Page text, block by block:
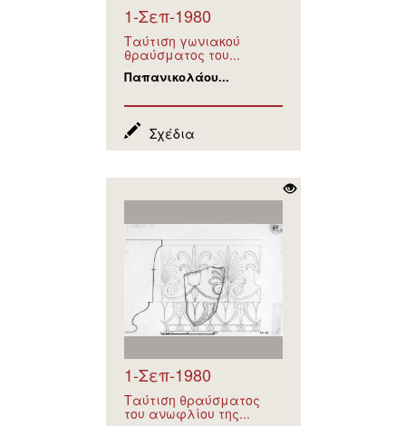
1-Σεπ-1980
Ταύτιση γωνιακού
θραύσματος του...
Παπανικολάου...
Σχέδια
1-Σεπ-1980
Ταύτιση θραύσματος
του ανωφλίου της...